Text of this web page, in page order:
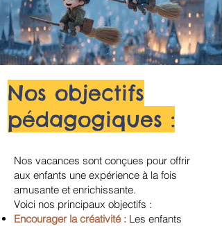
Nos objectifs
pédagogiques :
Nos vacances sont conçues pour offrir
aux enfants une expérience à la fois
amusante et enrichissante.
Voici nos principaux objectifs :
Encourager la créativité : Les enfants